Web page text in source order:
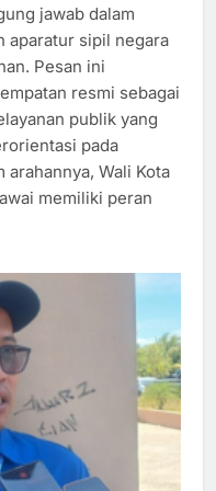
jawab dalam
aparatur sipil negara
Pesan ini
resmi sebagai
publik yang
pada
arahannya, Wali Kota
memiliki peran